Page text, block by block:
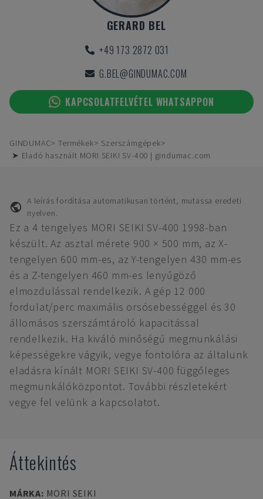
GERARD BEL
+49 173 2872 031
G.BEL@GINDUMAC.COM
KAPCSOLATFELVÉTEL WHATSAPPON
GINDUMAC Termékek
Szerszámgépek
➤ Eladó használt MORI SEIKI SV-400 | gindumac.com
A leírás fordítása automatikusan történt, mutassa eredeti
nyelven.
Ez a 4 tengelyes MORI SEIKI SV-400 1998-ban
készült. Az asztal mérete 900 × 500 mm, az X-
tengelyen 600 mm-es, az Y-tengelyen 430 mm-es
és a Z-tengelyen 460 mm-es lenyűgöző
elmozdulással rendelkezik. A gép 12 000
fordulat/perc maximális orsósebességgel és 30
állomásos szerszámtároló kapacitással
rendelkezik. Ha kiváló minőségű megmunkálási
képességekre vágyik, vegye fontolóra az általunk
eladásra kínált MORI SEIKI SV-400 függőleges
megmunkálóközpontot. További részletekért
vegye fel velünk a kapcsolatot.
Áttekintés
MÁRKA: MORI SEIKI